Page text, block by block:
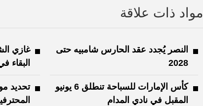
مواد ذات علاقة
النصر يُجدد عقد الحارس شامبيه حتى
2028
غازي
البقاء
كأس الإمارات للسباحة تنطلق 6 يونيو
المقبل في نادي المدام
تحديد